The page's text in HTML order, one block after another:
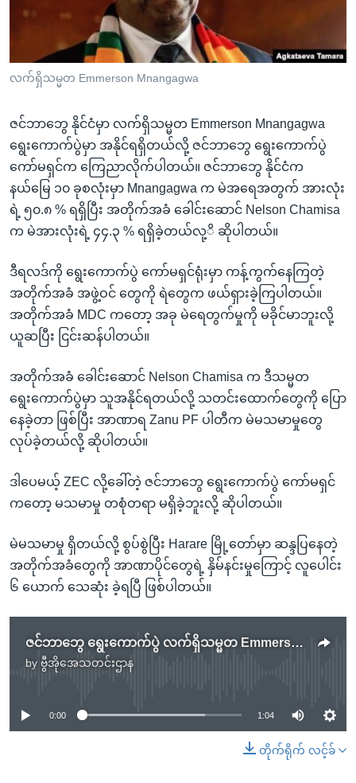
စာမျက်နှာ
ကြည့်
ရှာဖွေ
ရန်
နေရာ
သို့
ကျော်
ရန်
ဗွီအိုအေ လူမှုကွန်ယက်များ
ဘာသာစကားများ
လက်ရှိသမ္မတ Emmerson Mnangagwa
ဇင်ဘာဘွေ နိုင်ငံမှာ လက်ရှိသမ္မတ Emmerson Mnangagwa
ရွေးကောက်ပွဲမှာ အနိုင်ရရှိတယ်လို့ ဇင်ဘာဘွေ ရွေးကောက်ပွဲ
ကော်မရှင်က ကြေညာလိုက်ပါတယ်။ ဇင်ဘာဘွေ နိုင်ငံက
နယ်မြေ ၁၀ ခုစလုံးမှာ Mnangagwa က မဲအရေအတွက် အားလုံး
ရဲ့ ၅၀.၈ % ရရှိပြီး အတိုက်အခံ ခေါင်းဆောင် Nelson Chamisa
က မဲအားလုံးရဲ့ ၄၄.၃ % ရရှိခဲ့တယ်လု့ိ ဆိုပါတယ်။
ဒီရလဒ်ကို ရွေးကောက်ပွဲ ကော်မရှင်ရုံးမှာ ကန့်ကွက်နေကြတဲ့
အတိုက်အခံ အဖွဲ့ဝင် တွေကို ရဲတွေက ဖယ်ရှားခဲ့ကြပါတယ်။
အတိုက်အခံ MDC ကတော့ အခု မဲရေတွက်မှုကို မခိုင်မာဘူးလို့
ယူဆပြီး ငြင်းဆန်ပါတယ်။
အတိုက်အခံ ခေါင်းဆောင် Nelson Chamisa က ဒီသမ္မတ
ရွေးကောက်ပွဲမှာ သူအနိုင်ရတယ်လို့ သတင်းထောက်တွေကို ပြော
နေခဲ့တာ ဖြစ်ပြီး အာဏာရ Zanu PF ပါတီက မဲမသမာမှုတွေ
လုပ်ခဲ့တယ်လို့ ဆိုပါတယ်။
ဒါပေမယ့် ZEC လို့ခေါ်တဲ့ ဇင်ဘာဘွေ ရွေးကောက်ပွဲ ကော်မရှင်
ကတော့ မသမာမှု တစုံတရာ မရှိခဲ့ဘူးလို့ ဆိုပါတယ်။
မဲမသမာမှု ရှိတယ်လို့ စွပ်စွဲပြီး Harare မြို့တော်မှာ ဆန္ဒပြနေတဲ့
အတိုက်အခံတွေကို အာဏာပိုင်တွေရဲ့ နှိမ်နင်းမှုကြောင့် လူပေါင်း
၆ ယောက် သေဆုံး ခဲ့ရပြီ ဖြစ်ပါတယ်။
ဇင်ဘာဘွေ ရွေးကောက်ပွဲ လက်ရှိသမ္မတ Emmerson Mnangagwa အနိုင်ရ
by ဗွီအိုအေသတင်းဌာန
No media source currently available
0:00 1:04
တိုက်ရိုက် လင့်ခ်